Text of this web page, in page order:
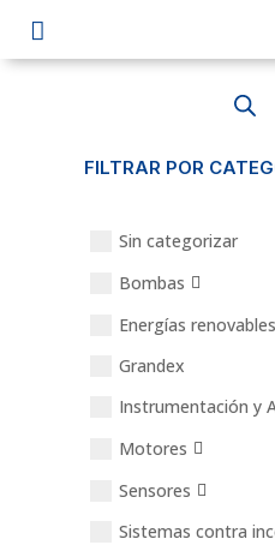

Nosotros
Servicios
Contacto
FILTRAR POR
Sin categorizar
Bombas
Energías renovables
Grandex
Instrumentación y
Motores
Sensores
Sistemas contra